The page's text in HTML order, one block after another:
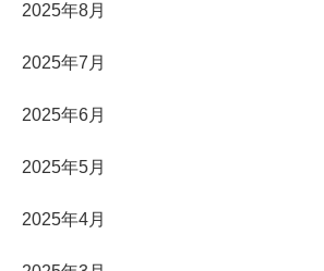
2025年8月
2025年7月
2025年6月
2025年5月
2025年4月